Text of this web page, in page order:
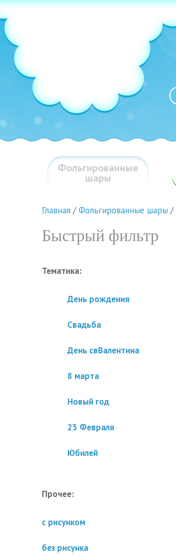
Фольгированные
шары
Главная /Фольгированные шары /
Быстрый фильтр
Тематика:
День рождения
Свадьба
День свВалентина
8 марта
Новый год
23 Февраля
Юбилей
Прочее:
с рисунком
без рисунка